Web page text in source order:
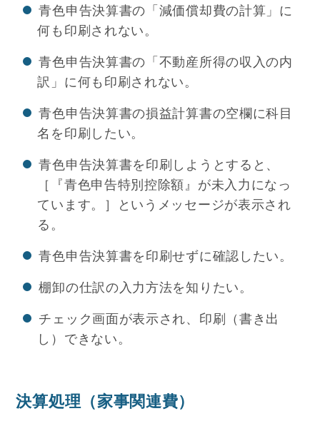
青色申告決算書の「減価償却費の計算」に
何も印刷されない。
青色申告決算書の「不動産所得の収入の内
訳」に何も印刷されない。
青色申告決算書の損益計算書の空欄に科目
名を印刷したい。
青色申告決算書を印刷しようとすると、
［『青色申告特別控除額』が未入力になっ
ています。］というメッセージが表示され
る。
青色申告決算書を印刷せずに確認したい。
棚卸の仕訳の入力方法を知りたい。
チェック画面が表示され、印刷（書き出
し）できない。
決算処理（家事関連費）